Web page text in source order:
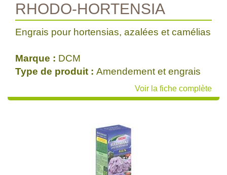
RHODO-HORTENSIA
Engrais pour hortensias, azalées et camélias
Marque : DCM
Type de produit : Amendement et engrais
Voir la fiche complète